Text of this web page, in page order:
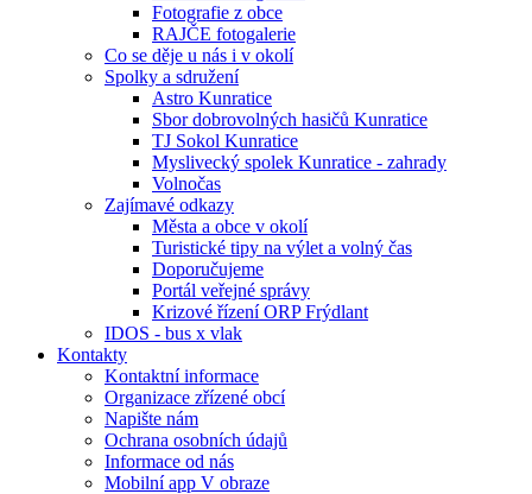
Fotografie z obce
RAJČE fotogalerie
Co se děje u nás i v okolí
Spolky a sdružení
Astro Kunratice
Sbor dobrovolných hasičů Kunratice
TJ Sokol Kunratice
Myslivecký spolek Kunratice - zahrady
Volnočas
Zajímavé odkazy
Města a obce v okolí
Turistické tipy na výlet a volný čas
Doporučujeme
Portál veřejné správy
Krizové řízení ORP Frýdlant
IDOS - bus x vlak
Kontakty
Kontaktní informace
Organizace zřízené obcí
Napište nám
Ochrana osobních údajů
Informace od nás
Mobilní app V obraze